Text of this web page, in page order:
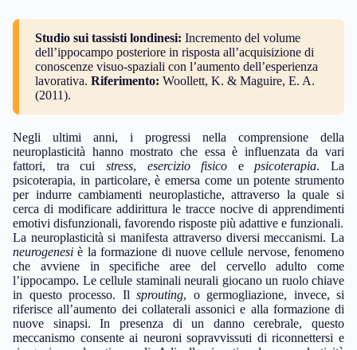
Studio sui tassisti londinesi: Incremento del volume
dell’ippocampo posteriore in risposta all’acquisizione di
conoscenze visuo-spaziali con l’aumento dell’esperienza
lavorativa. Riferimento: Woollett, K. & Maguire, E. A.
(2011).
Negli ultimi anni, i progressi nella comprensione della
neuroplasticità hanno mostrato che essa è influenzata da vari
fattori, tra cui stress, esercizio fisico epsicoterapia. La
psicoterapia, in particolare, è emersa come un potente strumento
per indurre cambiamenti neuroplastiche, attraverso la quale si
cerca di modificare addirittura le tracce nocive di apprendimenti
emotivi disfunzionali, favorendo risposte più adattive e funzionali.
La neuroplasticità si manifesta attraverso diversi meccanismi. La
neurogenesi è la formazione di nuove cellule nervose, fenomeno
che avviene in specifiche aree del cervello adulto come
l’ippocampo. Le cellule staminali neurali giocano un ruolo chiave
in questo processo. Il sprouting, o germogliazione, invece, si
riferisce all’aumento dei collaterali assonici e alla formazione di
nuove sinapsi. In presenza di un danno cerebrale, questo
meccanismo consente ai neuroni sopravvissuti di riconnettersi e